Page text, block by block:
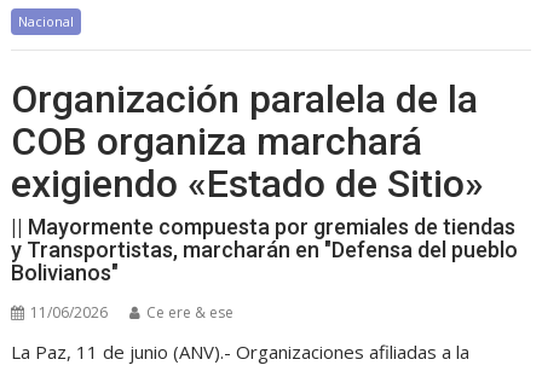
Nacional
Organización paralela de la
COB organiza marchará
exigiendo «Estado de Sitio»
|| Mayormente compuesta por gremiales de tiendas
y Transportistas, marcharán en "Defensa del pueblo
Bolivianos"
11/06/2026 Ce ere & ese
La Paz, 11 de junio (ANV).- Organizaciones afiliadas a la